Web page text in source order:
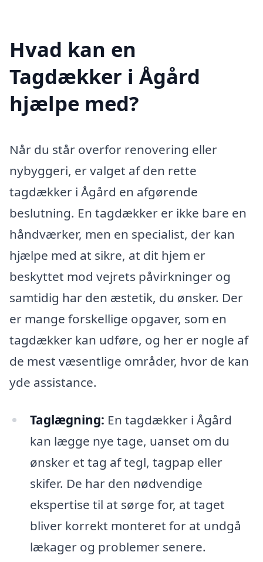
Hvad kan en
Tagdækker i Ågård
hjælpe med?
Når du står overfor renovering eller
nybyggeri, er valget af den rette
tagdækker i Ågård en afgørende
beslutning. En tagdækker er ikke bare en
håndværker, men en specialist, der kan
hjælpe med at sikre, at dit hjem er
beskyttet mod vejrets påvirkninger og
samtidig har den æstetik, du ønsker. Der
er mange forskellige opgaver, som en
tagdækker kan udføre, og her er nogle af
de mest væsentlige områder, hvor de kan
yde assistance.
Taglægning: En tagdækker i Ågård
kan lægge nye tage, uanset om du
ønsker et tag af tegl, tagpap eller
skifer. De har den nødvendige
ekspertise til at sørge for, at taget
bliver korrekt monteret for at undgå
lækager og problemer senere.